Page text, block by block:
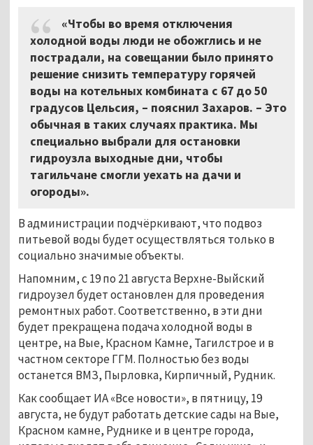
«Чтобы во время отключения
холодной воды люди не обожглись и не
пострадали, на совещании было принято
решение снизить температуру горячей
воды на котельных комбината с 67 до 50
градусов Цельсия, – пояснил Захаров. – Это
обычная в таких случаях практика. Мы
специально выбрали для остановки
гидроузла выходные дни, чтобы
тагильчане смогли уехать на дачи и
огороды».
В администрации подчёркивают, что подвоз
питьевой воды будет осуществляться только в
социально значимые объекты.
Напомним, с 19 по 21 августа Верхне-Выйский
гидроузел будет остановлен для проведения
ремонтных работ. Соответственно, в эти дни
будет прекращена подача холодной воды в
центре, на Вые, Красном Камне, Тагилстрое и в
частном секторе ГГМ. Полностью без воды
останется ВМЗ, Пырловка, Кирпичный, Рудник.
Как сообщает ИА «Все новости», в пятницу, 19
августа, не будут работать детские сады на Вые,
Красном камне, Руднике и в центре города,